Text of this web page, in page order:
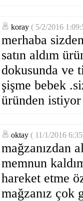
koray ( 5/2/2016
merhaba
satın aldım
dokusunda ve
şişme bebek
üründen
oktay ( 11/1/2016
mağzanızdan
memnun
hareket etme
mağzanız çok